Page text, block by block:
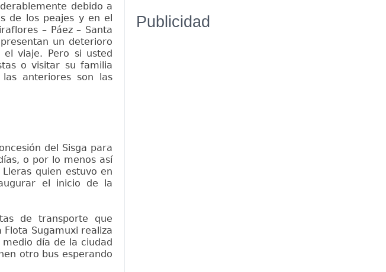
debido a
de los peajes y en el
– Páez – Santa
un deterioro
viaje. Pero si usted
o visitar su familia
anteriores son las
del Sisga para
o por lo menos así
quien estuvo en
el inicio de la
de transporte que
Sugamuxi realiza
día de la ciudad
otro bus esperando
Publicidad